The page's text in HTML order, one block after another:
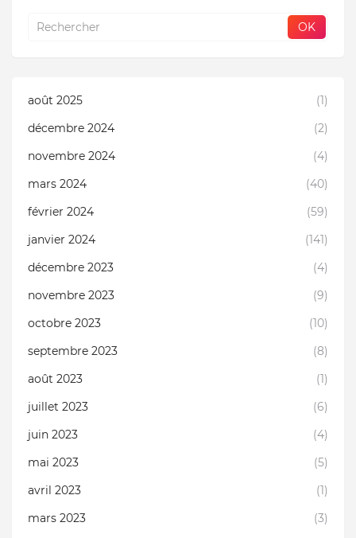
août 2025
(1)
décembre 2024
(2)
novembre 2024
(4)
mars 2024
(40)
février 2024
(59)
janvier 2024
(141)
décembre 2023
(4)
novembre 2023
(9)
octobre 2023
(10)
septembre 2023
(8)
août 2023
(1)
juillet 2023
(6)
juin 2023
(4)
mai 2023
(5)
avril 2023
(1)
mars 2023
(3)